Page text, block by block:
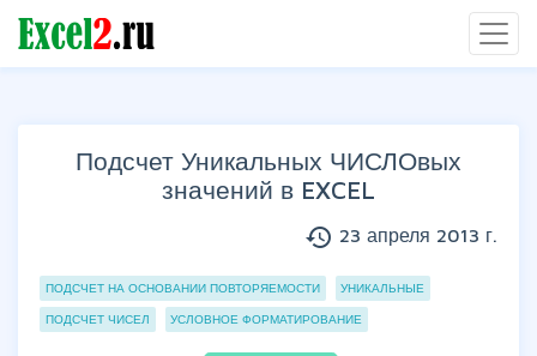
Подсчет Уникальных ЧИСЛОвых
значений в EXCEL
history 23 апреля 2013 г.
Группы статей
ПОДСЧЕТ НА ОСНОВАНИИ ПОВТОРЯЕМОСТИ УНИКАЛЬНЫЕ
ПОДСЧЕТ ЧИСЕЛ УСЛОВНОЕ ФОРМАТИРОВАНИЕ